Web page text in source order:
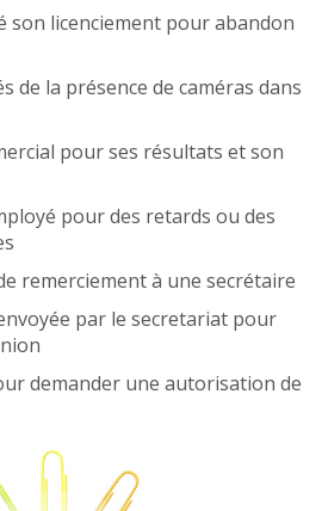
son licenciement pour abandon
de la présence de caméras dans
pour ses résultats et son
pour des retards ou des
remerciement à une secrétaire
par le secretariat pour
demander une autorisation de